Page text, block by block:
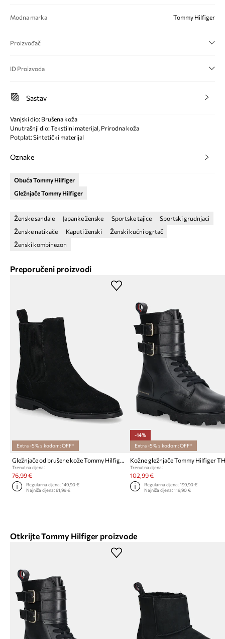
Modna marka Tommy Hilfiger
Proizvođač
ID Proizvoda
Sastav
Vanjski dio: Brušena koža
Unutrašnji dio: Tekstilni materijal, Prirodna koža
Potplat: Sintetički materijal
Oznake
Obuća Tommy Hilfiger
Gležnjače Tommy Hilfiger
Ženske sandale Japanke ženske Sportske tajice
Sportski grudnjaci
Ženske natikače
Kaputi ženski
Ženski kućni ogrtač
Ženski kombinezon
Preporučeni proizvodi
Extra -5% s kodom: OFF*
Gležnjače od brušene kože Tommy Hilfiger FLAG SUEDE CHELSEA BOOT
Trenutna cijena:
76,99 €
Regularna cijena:149,90 €
Najniža cijena:81,99 €
-14%
Extra -5% s kodom: OFF*
Trenutna cijena:
102,99 €
Regularna cijena: 199,90 €
Najniža cijena: 119,90 €
Otkrijte Tommy Hilfiger proizvode